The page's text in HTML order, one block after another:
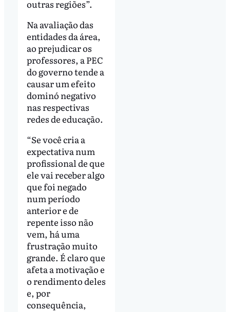
outras regiões”.
Na avaliação das
entidades da área,
ao prejudicar os
professores, a PEC
do governo tende a
causar um efeito
dominó negativo
nas respectivas
redes de educação.
“Se você cria a
expectativa num
profissional de que
ele vai receber algo
que foi negado
num período
anterior e de
repente isso não
vem, há uma
frustração muito
grande. É claro que
afeta a motivação e
o rendimento deles
e, por
consequência,